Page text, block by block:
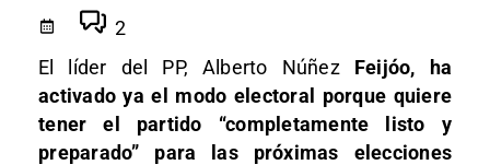
2
El líder del PP, Alberto Núñez Feijóo, ha
activado ya el modo electoral porque quiere
tener el partido “completamente listo y
preparado” para las próximas elecciones